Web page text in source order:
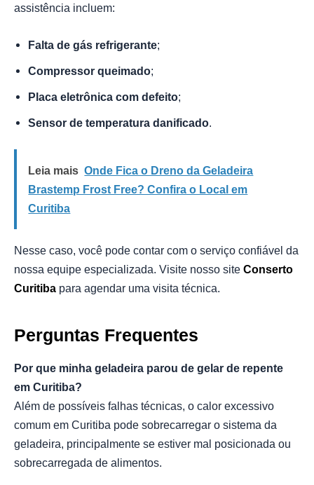
assistência incluem:
Falta de gás refrigerante;
Compressor queimado;
Placa eletrônica com defeito;
Sensor de temperatura danificado.
Leia mais Onde Fica o Dreno da Geladeira
Brastemp Frost Free? Confira o Local em
Curitiba
Nesse caso, você pode contar com o serviço confiável da
nossa equipe especializada. Visite nosso site Conserto
Curitiba para agendar uma visita técnica.
Perguntas Frequentes
Por que minha geladeira parou de gelar de repente
em Curitiba?
Além de possíveis falhas técnicas, o calor excessivo
comum em Curitiba pode sobrecarregar o sistema da
geladeira, principalmente se estiver mal posicionada ou
sobrecarregada de alimentos.